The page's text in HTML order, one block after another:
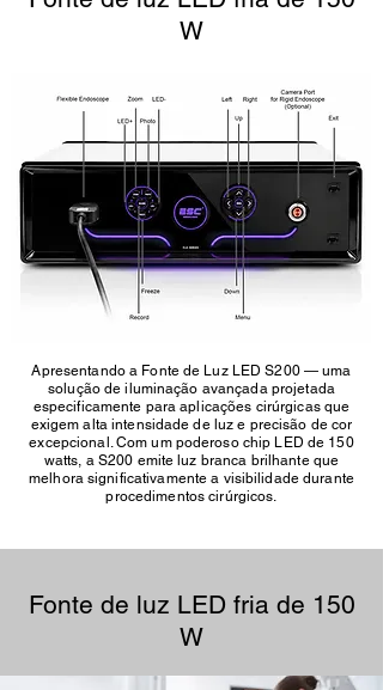
W
Apresentando a Fonte de Luz LED S200 — uma
solução de iluminação avançada projetada
especificamente para aplicações cirúrgicas que
exigem alta intensidade de luz e precisão de cor
excepcional. Com um poderoso chip LED de 150
watts, a S200 emite luz branca brilhante que
melhora significativamente a visibilidade durante
procedimentos cirúrgicos.
Fonte de luz LED fria de 150
W